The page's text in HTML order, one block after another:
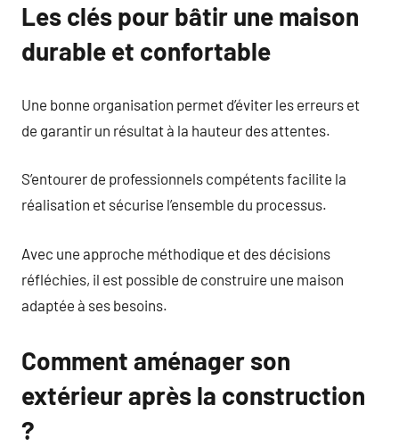
Les clés pour bâtir une maison
durable et confortable
Une bonne organisation permet d’éviter les erreurs et
de garantir un résultat à la hauteur des attentes.
S’entourer de professionnels compétents facilite la
réalisation et sécurise l’ensemble du processus.
Avec une approche méthodique et des décisions
réfléchies, il est possible de construire une maison
adaptée à ses besoins.
Comment aménager son
extérieur après la construction
?